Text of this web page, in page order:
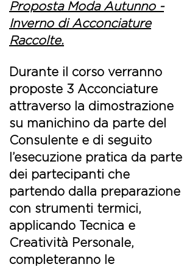
Proposta Moda Autunno -
Inverno di Acconciature
Raccolte.
Durante il corso verranno
proposte 3 Acconciature
attraverso la dimostrazione
su manichino da parte del
Consulente e di seguito
l’esecuzione pratica da parte
dei partecipanti che
partendo dalla preparazione
con strumenti termici,
applicando Tecnica e
Creatività Personale,
completeranno le